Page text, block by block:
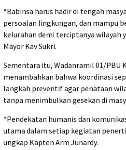
“Babinsa harus hadir di tengah
persoalan lingkungan, dan mampu
kelurahan demi terciptanya wilayah
Mayor Kav Sukri.
Sementara itu, Wadanramil 01/PBU
menambahkan bahwa koordinasi
langkah preventif agar penataan
tanpa menimbulkan gesekan di
“Pendekatan humanis dan
utama dalam setiap kegiatan
ungkap Kapten Arm Junardy.